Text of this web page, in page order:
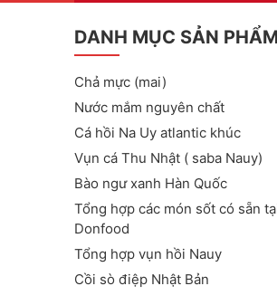
DANH MỤC SẢN PHẨM
Chả mực (mai)
Nước mắm nguyên chất
Cá hồi Na Uy atlantic khúc
Vụn cá Thu Nhật ( saba Nauy)
Bào ngư xanh Hàn Quốc
Tổng hợp các món sốt có sẵn
Donfood
Tổng hợp vụn hồi Nauy
Cồi sò điệp Nhật Bản